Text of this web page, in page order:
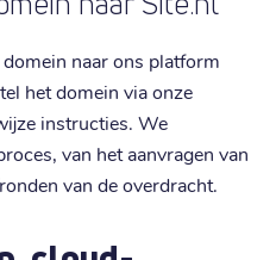
naar ons platform
het domein via onze
instructies. We
van het aanvragen van
van de overdracht.